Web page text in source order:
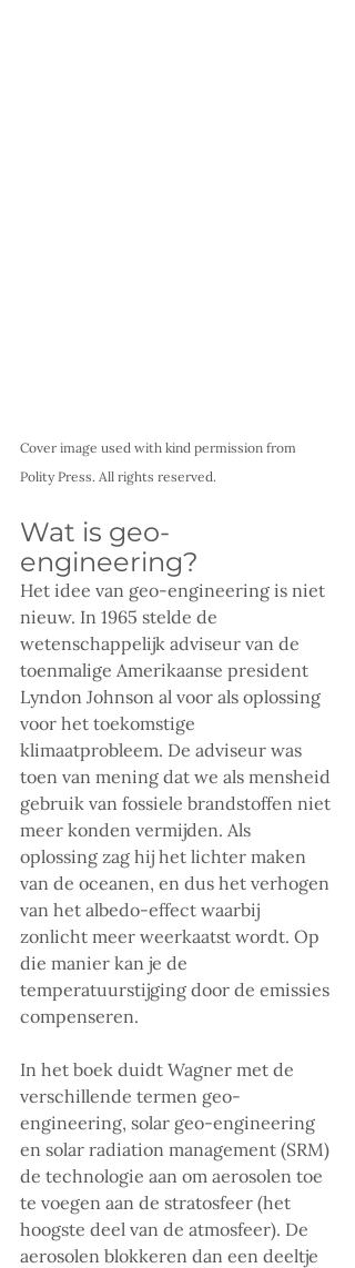
Cover image used with kind permission from
Polity Press. All rights reserved.
Wat is geo-
engineering?
Het idee van geo-engineering is niet
nieuw. In 1965 stelde de
wetenschappelijk adviseur van de
toenmalige Amerikaanse president
Lyndon Johnson al voor als oplossing
voor het toekomstige
klimaatprobleem. De adviseur was
toen van mening dat we als mensheid
gebruik van fossiele brandstoffen niet
meer konden vermijden. Als
oplossing zag hij het lichter maken
van de oceanen, en dus het verhogen
van het albedo-effect waarbij
zonlicht meer weerkaatst wordt. Op
die manier kan je de
temperatuurstijging door de emissies
compenseren.
In het boek duidt Wagner met de
verschillende termen geo-
engineering, solar geo-engineering
en solar radiation management (SRM)
de technologie aan om aerosolen toe
te voegen aan de stratosfeer (het
hoogste deel van de atmosfeer). De
aerosolen blokkeren dan een deeltje